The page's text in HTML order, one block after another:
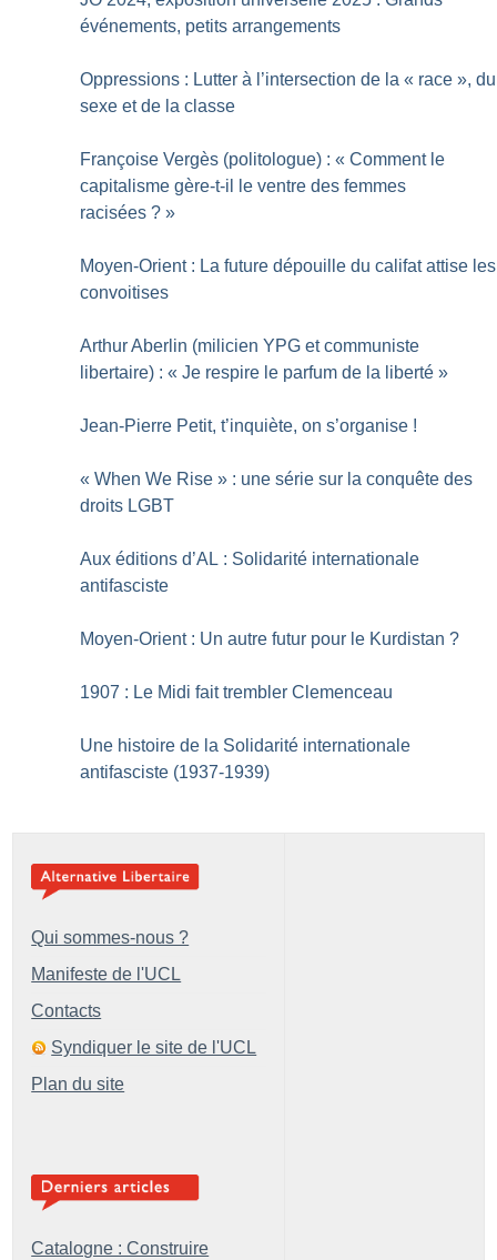
événements, petits arrangements
Oppressions : Lutter à l’intersection de la « race », du
sexe et de la classe
Françoise Vergès (politologue) : « Comment le
capitalisme gère-t-il le ventre des femmes
racisées ? »
Moyen-Orient : La future dépouille du califat attise les
convoitises
Arthur Aberlin (milicien YPG et communiste
libertaire) : « Je respire le parfum de la liberté »
Jean-Pierre Petit, t’inquiète, on s’organise !
« When We Rise » : une série sur la conquête des
droits LGBT
Aux éditions d’AL : Solidarité internationale
antifasciste
Moyen-Orient : Un autre futur pour le Kurdistan ?
1907 : Le Midi fait trembler Clemenceau
Une histoire de la Solidarité internationale
antifasciste (1937-1939)
Qui sommes-nous ?
Manifeste de l'UCL
Contacts
Syndiquer le site de l'UCL
Plan du site
Catalogne : Construire